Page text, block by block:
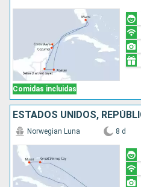
Comidas incluidas
Norwegian Luna 8 d